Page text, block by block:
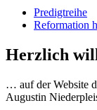
Predigtreihe
Reformation
Herzlich
… auf der Website
Augustin